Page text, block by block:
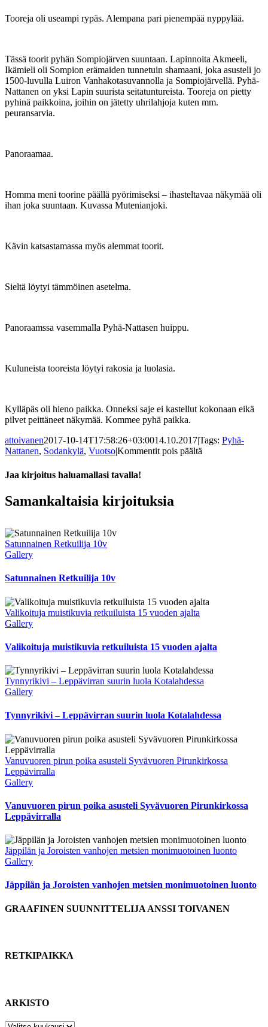
Tooreja oli useampi rypäs. Alempana pari pienempää nyppylää.
Tässä toorit pyhän Sompiojärven suuntaan. Lapinnoita Akmeeli,
Ikämieli oli Sompion erämaiden tunnetuin shamaani, joka asusteli jo
1500-luvulla Luiron Vanhakotasuvannolla ja Sompiojärvellä. Pyhä-
Nattanen on yksi Lapin suurista seitatuntureista. Tooreja on pietty
pyhinä paikkoina, joihin on jätetty uhrilahjoja kuten mm.
peuransarvia.
Panoraamaa.
Homma meni toorine päällä pyörimiseksi – ihasteltavaa näkymää oli
ihan joka suuntaan. Kuvassa Mutenianjoki.
Kävin katsastamassa myös alemmat toorit.
Sieltä löytyi tämmöinen asetelma.
Panoraamssa vasemmalla Pyhä-Nattasen huippu.
Kuluneista tooreista löytyi rakosia ja luolasia.
Kylläpäs oli hieno paikka. Onneksi saje ei kastellut kokonaan eikä
pilvet peittäneet näkymää. Kommee pyhä paikka.
attoivanen2017-10-14T17:58:26+03:0014.10.2017|Tags: Pyhä-
Nattanen, Sodankylä, Vuotso|Kommentit pois päältä
Jaa kirjoitus haluamallasi tavalla!
Facebook
X
Reddit
LinkedIn
Tumblr
Pinterest
Vk
Sähköposti
Samankaltaisia kirjoituksia
Satunnainen Retkuilija 10v
Gallery
Satunnainen Retkuilija 10v
Valikoituja muistikuvia retkuiluista 15 vuoden ajalta
Gallery
Valikoituja muistikuvia retkuiluista 15 vuoden ajalta
Tynnyrikivi – Leppävirran suurin luola Kotalahdessa
Gallery
Tynnyrikivi – Leppävirran suurin luola Kotalahdessa
Vanuvuoren pirun poika asusteli Syvävuoren Pirunkirkossa
Leppävirralla
Gallery
Vanuvuoren pirun poika asusteli Syvävuoren Pirunkirkossa
Leppävirralla
Jäppilän ja Joroisten vanhojen metsien monimuotoinen luonto
Gallery
Jäppilän ja Joroisten vanhojen metsien monimuotoinen luonto
GRAAFINEN SUUNNITTELIJA ANSSI TOIVANEN
RETKIPAIKKA
ARKISTO